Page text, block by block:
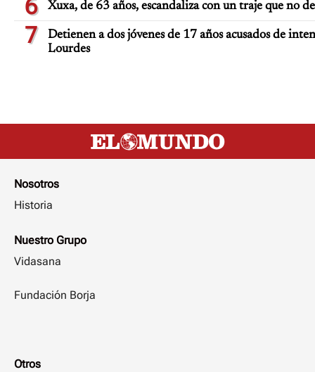
6 Xuxa, de 63 años, escandaliza con un traje que no
7
Detienen a dos jóvenes de 17 años acusados de
Lourdes
Nosotros
Historia
Nuestro Grupo
Vidasana
Fundación Borja
Otros